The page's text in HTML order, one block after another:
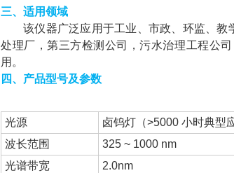
三、适用领域
该仪器广泛应用于工业、市政、环监、
处理厂，第三方检测公司，污水治理工程公
用。
四、产品型号及参数
光源
卤钨灯（>5000 小时典型
波长范围
325 ~ 1000 nm
光谱带宽
2.0nm